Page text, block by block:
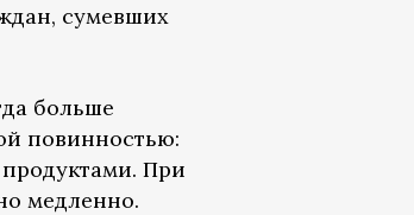
сумевших
больше
повинностью:
При
медленно.